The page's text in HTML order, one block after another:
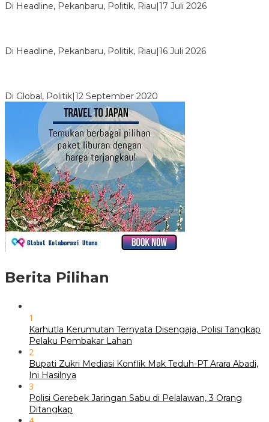
Di Headline, Pekanbaru, Politik, Riau|17 Juli 2026
Di Headline, Pekanbaru, Politik, Riau|16 Juli 2026
Di Global, Politik|12 September 2020
Berita Pilihan
1
Karhutla Kerumutan Ternyata Disengaja, Polisi Tangkap
Pelaku Pembakar Lahan
2
Bupati Zukri Mediasi Konflik Mak Teduh-PT Arara Abadi,
Ini Hasilnya
3
Polisi Gerebek Jaringan Sabu di Pelalawan, 3 Orang
Ditangkap